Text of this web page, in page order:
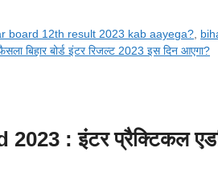
board 12th result 2023 kab aayega?
फैसला बिहार बोर्ड इंटर रिजल्ट 2023 इस दिन आएगा?
: इंटर प्रैक्टिकल